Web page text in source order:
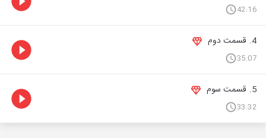
42:16
4. قسمت دوم
35:07
5. قسمت سوم
33:32